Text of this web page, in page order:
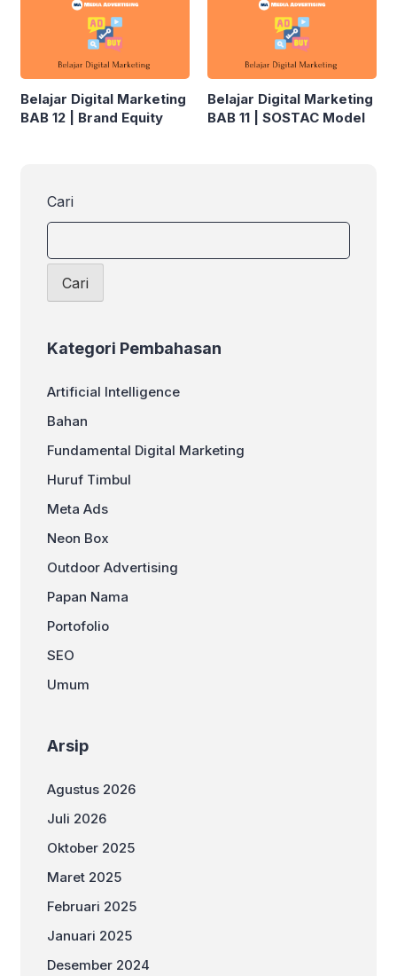
Belajar Digital Marketing
BAB 12 | Brand Equity
Belajar Digital Marketing
BAB 11 | SOSTAC Model
Cari
Cari
Kategori Pembahasan
Artificial Intelligence
Bahan
Fundamental Digital Marketing
Huruf Timbul
Meta Ads
Neon Box
Outdoor Advertising
Papan Nama
Portofolio
SEO
Umum
Arsip
Agustus 2026
Juli 2026
Oktober 2025
Maret 2025
Februari 2025
Januari 2025
Desember 2024